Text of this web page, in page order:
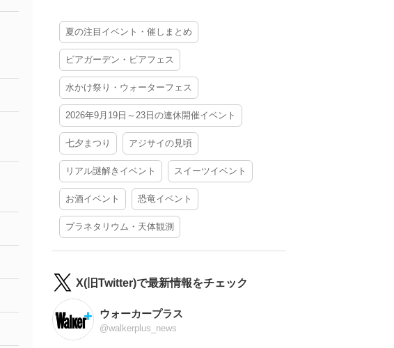
夏の注目イベント・催しまとめ
ビアガーデン・ビアフェス
水かけ祭り・ウォーターフェス
2026年9月19日～23日の連休開催イベント
七夕まつり アジサイの見頃
リアル謎解きイベント スイーツイベント
お酒イベント 恐竜イベント
プラネタリウム・天体観測
X(旧Twitter)で最新情報をチェック
ウォーカープラス
@walkerplus_news